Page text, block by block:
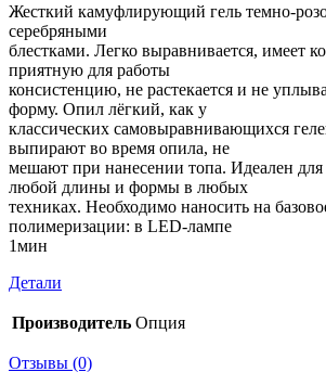
Жесткий камуфлирующий гель темно-
серебряными
блестками. Легко выравнивается, имеет
приятную для работы
консистенцию, не растекается и не
форму. Опил лёгкий, как у
классических самовыравнивающихся
выпирают во время опила, не
мешают при нанесении топа. Идеален
любой длины и формы в любых
техниках. Необходимо наносить на
полимеризации: в LED-лампе
1мин
Детали
Производитель Опция
Отзывы (0)